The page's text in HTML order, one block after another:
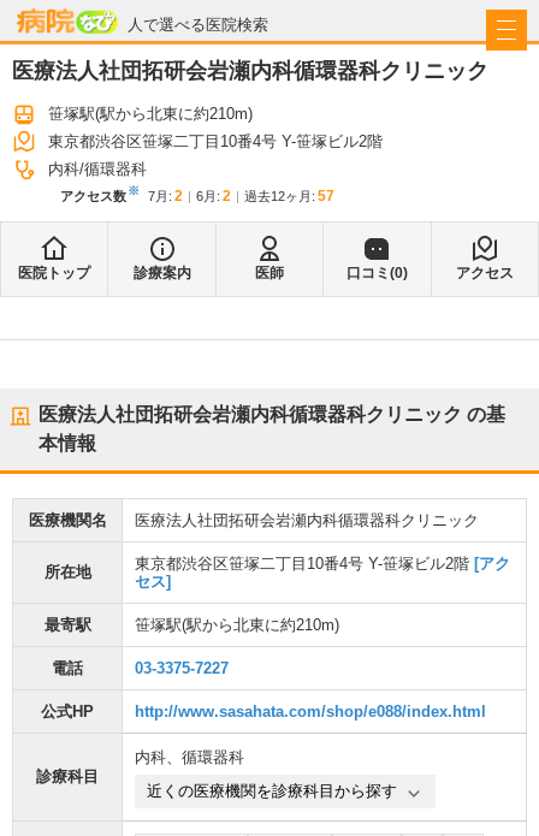
人で選べる医院検索
病院なび
医療法人社団拓研会岩瀬内科循環器科クリニック
笹塚駅(駅から北東に約210m)
東京都渋谷区笹塚二丁目10番4号 Y-笹塚ビル2階
内科 循環器科
アクセス数※ 7月 : 2 6月 : 2 過去12ヶ月: 57
医院トップ 診療案内 医師 口コミ(0) アクセス
医療法人社団拓研会岩瀬内科循環器科クリニック の基
本情報
医療機関名 医療法人社団拓研会岩瀬内科循環器科クリニック
所在地 東京都渋谷区笹塚二丁目10番4号 Y-笹塚ビル2階 [アク
セス]
最寄駅 笹塚駅(駅から北東に約210m)
電話 03-3375-7227
公式HP http://www.sasahata.com/shop/e088/index.html
診療科目
内科、 循環器科
近くの医療機関を診療科目から探す